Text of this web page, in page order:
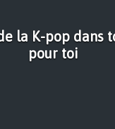
la K-pop dans
pour toi